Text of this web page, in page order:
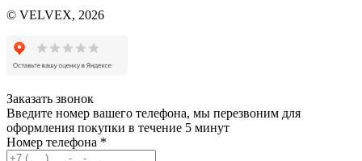
© VELVEX, 2026
Заказать звонок
Введите номер вашего телефона, мы перезвоним для
оформления покупки в течение 5 минут
Номер телефона *